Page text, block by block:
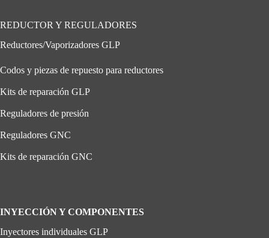
REDUCTOR Y REGULADORES
Reductores/Vaporizadores GLP
Codos y piezas de repuesto para reductores
Kits de reparación GLP
Reguladores de presión
Reguladores GNC
Kits de reparación GNC
INYECCIÓN Y COMPONENTES
Inyectores individuales GLP